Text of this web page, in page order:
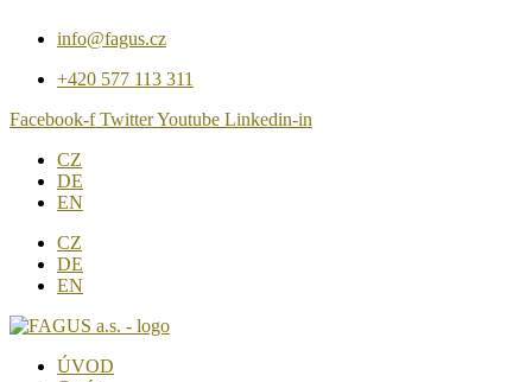
info@fagus.cz
+420 577 113 311
Facebook-f TwitterYoutube Linkedin-in
CZ
DE
EN
CZ
DE
EN
ÚVOD